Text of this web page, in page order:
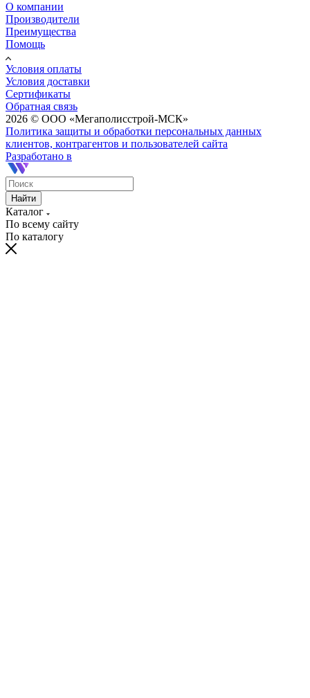
О компании
Производители
Преимущества
Помощь
Условия оплаты
Условия доставки
Сертификаты
Обратная связь
2026 © ООО «Мегаполисстрой-МСК»
Политика защиты и обработки персональных данных
клиентов, контрагентов и пользователей сайта
Разработано в
Найти
Каталог
По всему сайту
По каталогу